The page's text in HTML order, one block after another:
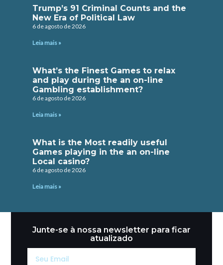
Trump’s 91 Criminal Counts and the
New Era of Political Law
6 de agosto de 2026
Leia mais »
What’s the Finest Games to relax
and play during the an on-line
Gambling establishment?
6 de agosto de 2026
Leia mais »
What is the Most readily useful
Games playing in the an on-line
Local casino?
6 de agosto de 2026
Leia mais »
Junte-se à nossa newsletter para ficar
atualizado
Email